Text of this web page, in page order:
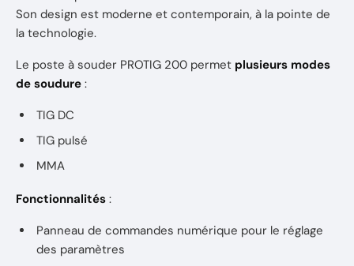
Son design est moderne et contemporain, à la pointe de
la technologie.
Le poste à souder PROTIG 200 permet plusieurs modes
de soudure :
TIG DC
TIG pulsé
MMA
Fonctionnalités :
Panneau de commandes numérique pour le réglage
des paramètres